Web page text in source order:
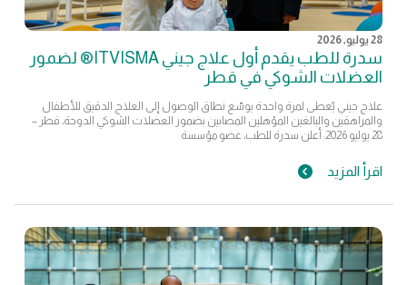
28 يوليو, 2026
سدرة للطب يقدم أول علاج جيني ITVISMA® لضمور
العضلات الشوكي في قطر
علاج جيني يُعطى لمرة واحدة يوسّع نطاق الوصول إلى العلاج الدقيق للأطفال
والمراهقين والبالغين المؤهلين المصابين بضمور العضلات الشوكي الدوحة، قطر –
28 يوليو 2026: أعلن سدرة للطب، عضو مؤسسة
اقرأ المزيد